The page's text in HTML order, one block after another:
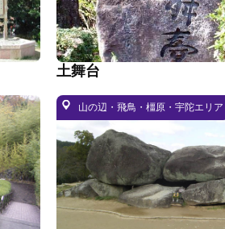
土舞台
山の辺・飛鳥・橿原・宇陀エリア